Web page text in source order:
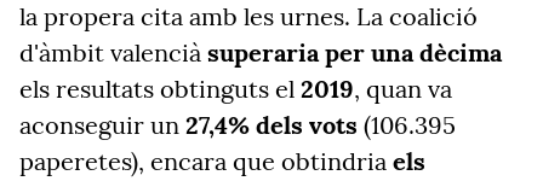
la propera cita amb les urnes. La coalició
d'àmbit valencià superaria per una dècima
els resultats obtinguts el 2019, quan va
aconseguir un 27,4% dels vots (106.395
paperetes), encara que obtindria els